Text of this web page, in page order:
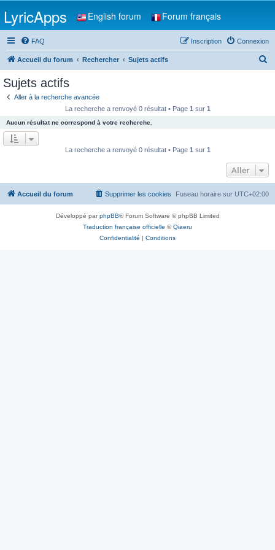
LyricApps English forum Forum français
FAQ Connexion
Inscription
Accueil du forum Rechercher Sujets actifs
e
r
Sujets actifs
Aller à la recherche avancée
La recherche a renvoyé 0 résultat • Page 1 sur 1
Aucun résultat ne correspond à votre recherche.
La recherche a renvoyé 0 résultat • Page 1 sur 1
Aller
Accueil du forum Fuseau horaire sur UTC+02:00
Supprimer les cookies
Développé parphpBB® Forum Software © phpBB Limited
Traduction française officielle ©Qiaeru
Confidentialité | Conditions